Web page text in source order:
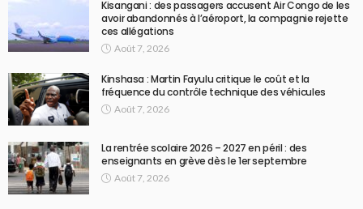
Kisangani : des passagers accusent Air Congo de les
avoir abandonnés à l’aéroport, la compagnie rejette
ces allégations
Août 7, 2026
Kinshasa : Martin Fayulu critique le coût et la
fréquence du contrôle technique des véhicules
Août 7, 2026
La rentrée scolaire 2026 – 2027 en péril : des
enseignants en grève dès le 1er septembre
Août 7, 2026